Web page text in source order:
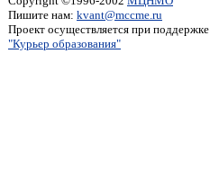
Пишите нам: kvant@mccme.ru
Проект осуществляется при поддержке
"Курьер образования"